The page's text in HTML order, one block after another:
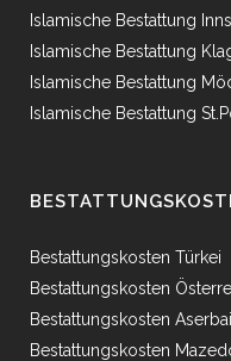
Islamische Bestattung
Islamische Bestattung
Islamische Bestattung
Islamische Bestattung
Bestattungskosten Türkei
Bestattungskosten
Bestattungskosten
Bestattungskosten